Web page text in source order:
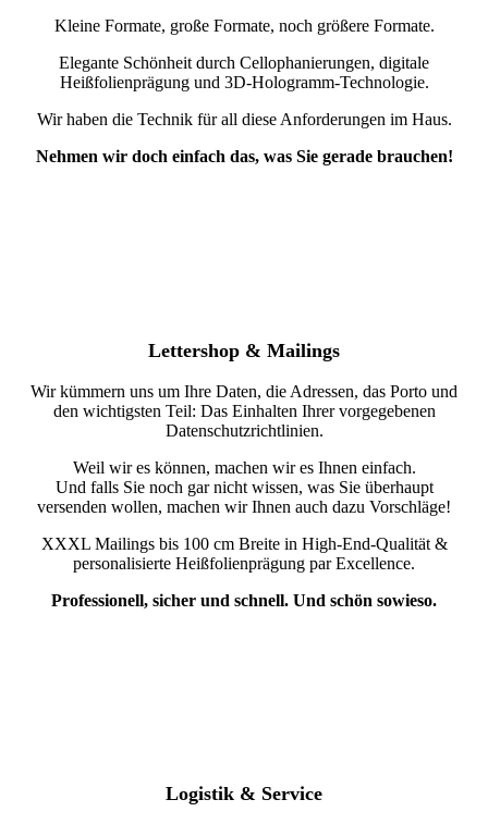
Kleine Formate, große Formate, noch größere Formate.
Elegante Schönheit durch Cellophanierungen, digitale
Heißfolienprägung und 3D-Hologramm-Technologie.
Wir haben die Technik für all diese Anforderungen im Haus.
Nehmen wir doch einfach das, was Sie gerade brauchen!
Lettershop & Mailings
Wir kümmern uns um Ihre Daten, die Adressen, das Porto und
den wichtigsten Teil: Das Einhalten Ihrer vorgegebenen
Datenschutzrichtlinien.
Weil wir es können, machen wir es Ihnen einfach.
Und falls Sie noch gar nicht wissen, was Sie überhaupt
versenden wollen, machen wir Ihnen auch dazu Vorschläge!
XXXL Mailings bis 100 cm Breite in High-End-Qualität &
personalisierte Heißfolienprägung par Excellence.
Professionell, sicher und schnell. Und schön sowieso.
Logistik & Service